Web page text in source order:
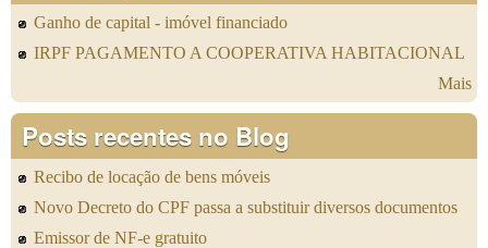
Ganho de capital - imóvel financiado
IRPF PAGAMENTO A COOPERATIVA HABITACIONAL
Mais
Posts recentes no Blog
Recibo de locação de bens móveis
Novo Decreto do CPF passa a substituir diversos documentos
Emissor de NF-e gratuito